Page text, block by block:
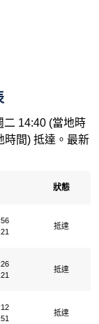
二 14:40 (當地時
時間) 抵達。最新
狀態
抵達
抵達
抵達